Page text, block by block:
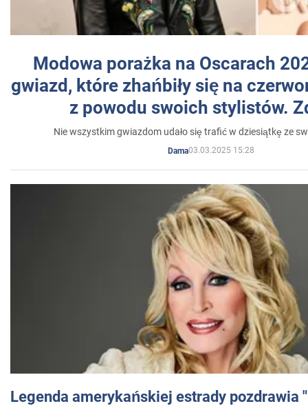
Modowa porażka na Oscarach
gwiazd, które zhańbiły się na
z powodu swoich stylistów.
Nie wszystkim gwiazdom udało się trafić w dziesiątkę ze
Dama03.03.2025 15:28
Legenda amerykańskiej estrady pozdrawia